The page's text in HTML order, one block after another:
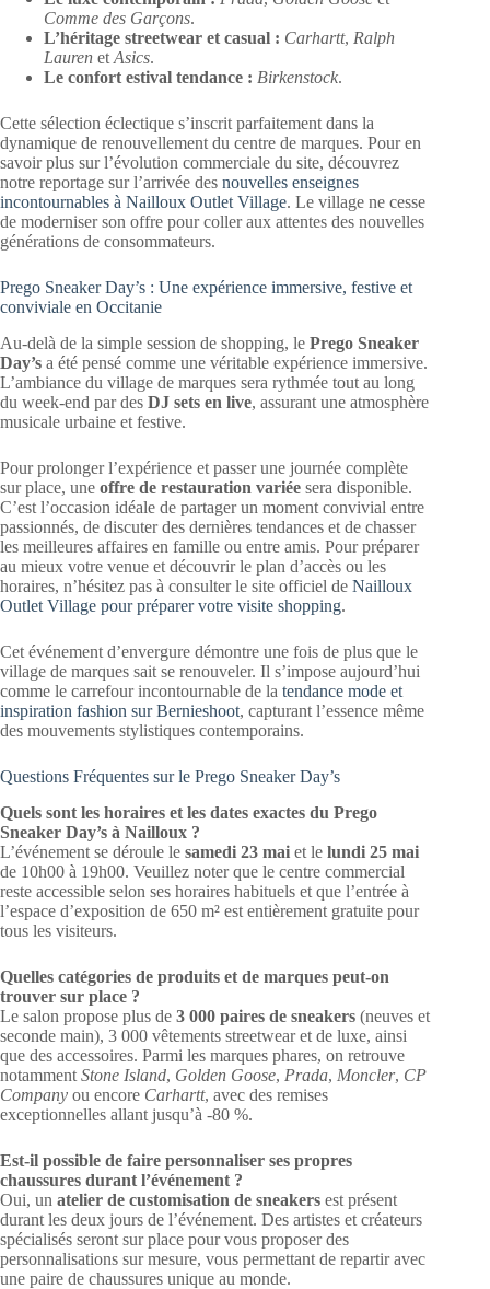
Comme des Garçons.
L’héritage streetwear et casual : Carhartt, Ralph
Lauren et Asics.
Le confort estival tendance : Birkenstock.
Cette sélection éclectique s’inscrit parfaitement dans la
dynamique de renouvellement du centre de marques. Pour en
savoir plus sur l’évolution commerciale du site, découvrez
notre reportage sur l’arrivée des nouvelles enseignes
incontournables à Nailloux Outlet Village. Le village ne cesse
de moderniser son offre pour coller aux attentes des nouvelles
générations de consommateurs.
Prego Sneaker Day’s : Une expérience immersive, festive et
conviviale en Occitanie
Au-delà de la simple session de shopping, le Prego Sneaker
Day’s a été pensé comme une véritable expérience immersive.
L’ambiance du village de marques sera rythmée tout au long
du week-end par des DJ sets en live, assurant une atmosphère
musicale urbaine et festive.
Pour prolonger l’expérience et passer une journée complète
sur place, une offre de restauration variée sera disponible.
C’est l’occasion idéale de partager un moment convivial entre
passionnés, de discuter des dernières tendances et de chasser
les meilleures affaires en famille ou entre amis. Pour préparer
au mieux votre venue et découvrir le plan d’accès ou les
horaires, n’hésitez pas à consulter le site officiel de Nailloux
Outlet Village pour préparer votre visite shopping.
Cet événement d’envergure démontre une fois de plus que le
village de marques sait se renouveler. Il s’impose aujourd’hui
comme le carrefour incontournable de la tendance mode et
inspiration fashion sur Bernieshoot, capturant l’essence même
des mouvements stylistiques contemporains.
Questions Fréquentes sur le Prego Sneaker Day’s
Quels sont les horaires et les dates exactes du Prego
Sneaker Day’s à Nailloux ?
L’événement se déroule le samedi 23 mai et le lundi 25 mai
de 10h00 à 19h00. Veuillez noter que le centre commercial
reste accessible selon ses horaires habituels et que l’entrée à
l’espace d’exposition de 650 m² est entièrement gratuite pour
tous les visiteurs.
Quelles catégories de produits et de marques peut-on
trouver sur place ?
Le salon propose plus de 3 000 paires de sneakers (neuves et
seconde main), 3 000 vêtements streetwear et de luxe, ainsi
que des accessoires. Parmi les marques phares, on retrouve
notamment Stone Island, Golden Goose, Prada, Moncler, CP
Company ou encore Carhartt, avec des remises
exceptionnelles allant jusqu’à -80 %.
Est-il possible de faire personnaliser ses propres
chaussures durant l’événement ?
Oui, un atelier de customisation de sneakers est présent
durant les deux jours de l’événement. Des artistes et créateurs
spécialisés seront sur place pour vous proposer des
personnalisations sur mesure, vous permettant de repartir avec
une paire de chaussures unique au monde.